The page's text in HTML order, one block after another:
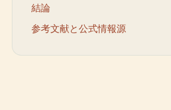
結論
参考文献と公式情報源